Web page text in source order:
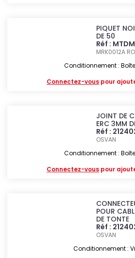
PIQUET
DE 50
Réf :
MRK0012A
Conditionnement :
Connectez-vous pour
JOINT DE
ERC 3MM
Réf :
OSVAN
Conditionnement :
Connectez-vous pour
POUR
DE TONTE
Réf :
OSVAN
Conditionnement :